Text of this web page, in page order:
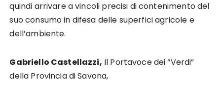
quindi arrivare a vincoli precisi di contenimento del
suo consumo in difesa delle superfici agricole e
dell’ambiente.
Gabriello Castellazzi, Il Portavoce dei “Verdi”
della Provincia di Savona,